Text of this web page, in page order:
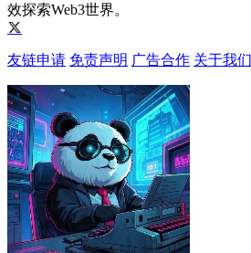
效探索Web3世界。
友链申请 免责声明 广告合作 关于我们